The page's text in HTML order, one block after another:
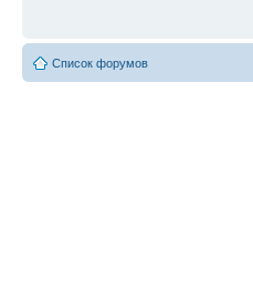
Список форумов